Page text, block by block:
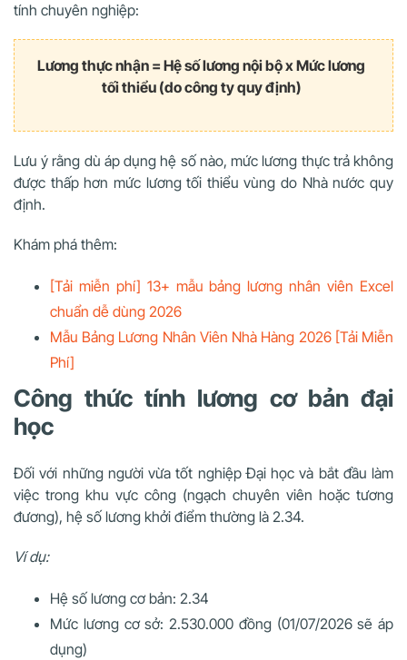
tính chuyên nghiệp:
Lương thực nhận = Hệ số lương nội bộ x Mức lương
tối thiểu (do công ty quy định)
Lưu ý rằng dù áp dụng hệ số nào, mức lương thực trả không
được thấp hơn mức lương tối thiểu vùng do Nhà nước quy
định.
Khám phá thêm:
[Tải miễn phí] 13+ mẫu bảng lương nhân viên Excel
chuẩn dễ dùng 2026
Mẫu Bảng Lương Nhân Viên Nhà Hàng 2026 [Tải Miễn
Phí]
Công thức tính lương cơ bản đại
học
Đối với những người vừa tốt nghiệp Đại học và bắt đầu làm
việc trong khu vực công (ngạch chuyên viên hoặc tương
đương), hệ số lương khởi điểm thường là 2.34.
Ví dụ:
Hệ số lương cơ bản: 2.34
Mức lương cơ sở: 2.530.000 đồng (01/07/2026 sẽ áp
dụng)